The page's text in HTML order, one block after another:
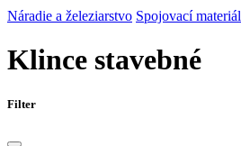
Náradie a železiarstvo Spojovací materiál
Klince stavebné
Filter